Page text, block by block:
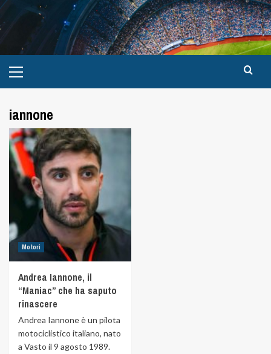
iannone
Motori
Andrea Iannone, il
“Maniac” che ha saputo
rinascere
Andrea Iannone è un pilota
motociclistico italiano, nato
a Vasto il 9 agosto 1989.